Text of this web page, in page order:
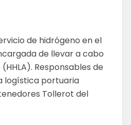
de hidrógeno en el
de llevar a cabo
Responsables de
logística portuaria
Tollerot del